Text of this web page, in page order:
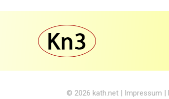
© 2026 kath.net | Impressum |